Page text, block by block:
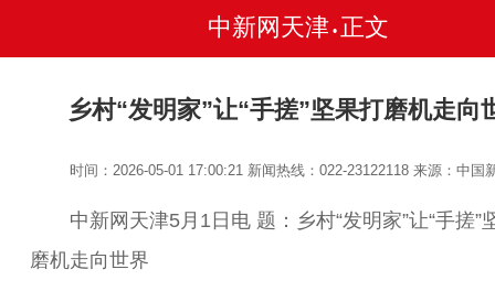
中新网天津 • 正文
乡村“发明家”让“手搓”坚果打磨机走向
时间：2026-05-01 17:00:21 新闻热线：022-23122118来源：中国
中新网天津5月1日电 题：乡村“发明家”让“手搓”
磨机走向世界